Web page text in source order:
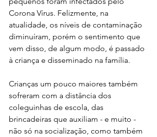
Corona Vírus. Felizmente, na
atualidade, os níveis de contaminação
diminuíram, porém o sentimento que
vem disso, de algum modo, é passado
à criança e disseminado na família.
Crianças um pouco maiores também
sofreram com a distância dos
coleguinhas de escola, das
brincadeiras que auxiliam - e muito -
não só na socialização, como também